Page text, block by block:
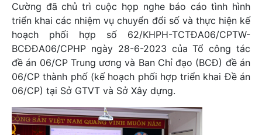
Cường đã chủ trì cuộc họp nghe báo cáo tình hình
triển khai các nhiệm vụ chuyển đổi số và thực hiện kế
hoạch phối hợp số 62/KHPH-TCTĐA06/CPTW-
BCĐĐA06/CPHP ngày 28-6-2023 của Tổ công tác
đề án 06/CP Trung ương và Ban Chỉ đạo (BCĐ) đề án
06/CP thành phố (kế hoạch phối hợp triển khai Đề án
06/CP) tại Sở GTVT và Sở Xây dựng.